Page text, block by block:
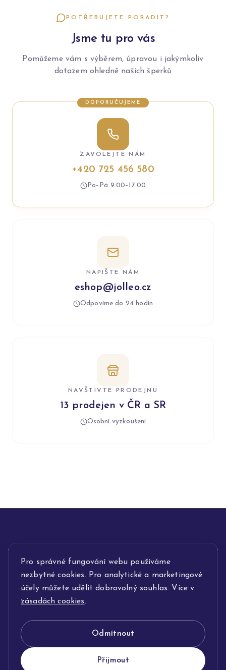
Pro správné fungování webu používáme
nezbytné cookies. Pro analytické a marketingové
účely můžete udělit dobrovolný souhlas. Více v
zásadách cookies.
Odmítnout
Přijmout
POTŘEBUJETE PORADIT?
Jsme tu pro vás
Pomůžeme vám s výběrem, úpravou i jakýmkoliv
dotazem ohledně našich šperků
DOPORUČUJEME
ZAVOLEJTE NÁM
+420 725 456 580
Po–Pá 9:00–17:00
NAPIŠTE NÁM
eshop@jolleo.cz
Odpovíme do 24 hodin
NAVŠTIVTE PRODEJNU
13 prodejen v ČR a SR
Osobní vyzkoušení
INFORMACE
POPIS SLUŽEB
KLENOTNICTVÍ JOLLEO